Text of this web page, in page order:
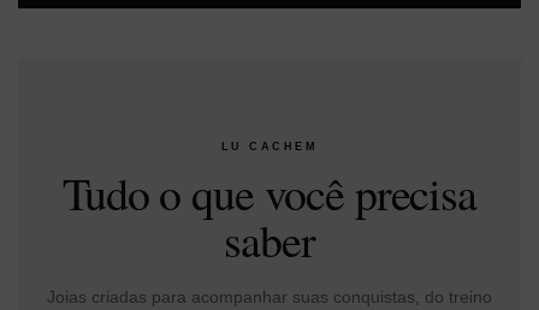
LU CACHEM
Tudo o que você precisa
saber
Joias criadas para acompanhar suas conquistas, do treino